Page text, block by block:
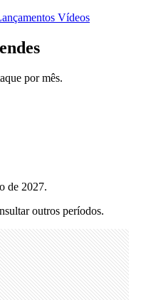
Vídeos
por mês.
de 2027.
outros períodos.